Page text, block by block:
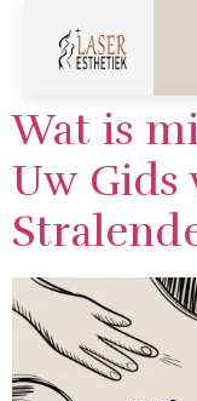
Wat is
Uw Gids